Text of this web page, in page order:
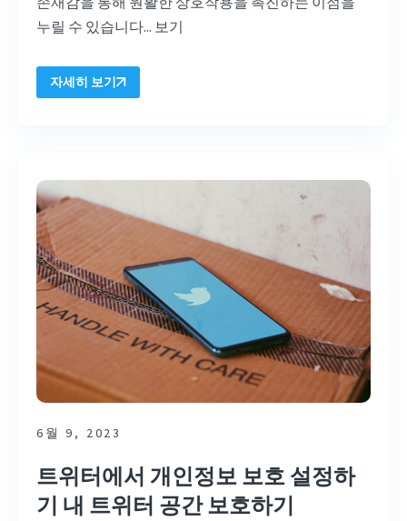
누릴 수 있습니다... 보기
자세히 보기
6월 9, 2023
트위터에서 개인정보 보호 설정하
기 내 트위터 공간 보호하기